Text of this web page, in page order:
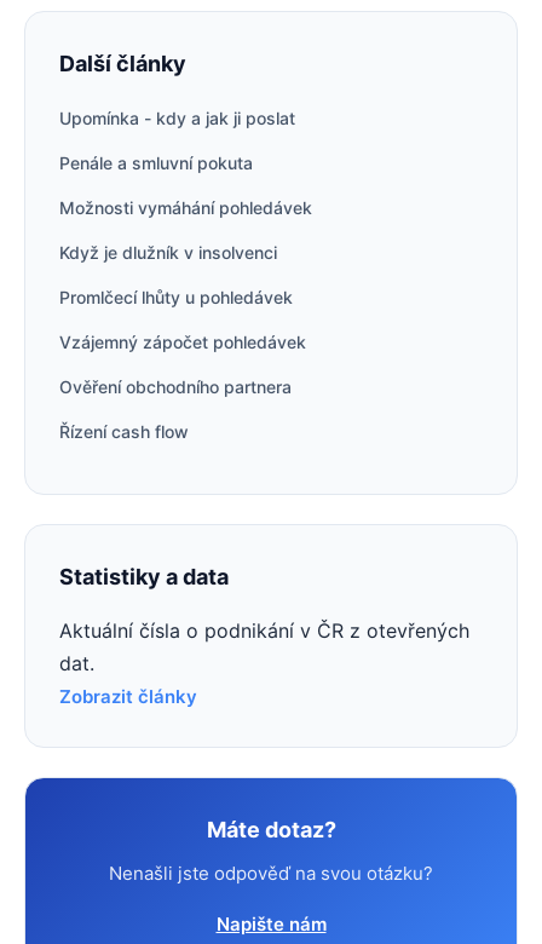
Další články
Upomínka - kdy a jak ji poslat
Penále a smluvní pokuta
Možnosti vymáhání pohledávek
Když je dlužník v insolvenci
Promlčecí lhůty u pohledávek
Vzájemný zápočet pohledávek
Ověření obchodního partnera
Řízení cash flow
Statistiky a data
Aktuální čísla o podnikání v ČR z otevřených
dat.
Zobrazit články
Máte dotaz?
Nenašli jste odpověď na svou otázku?
Napište nám